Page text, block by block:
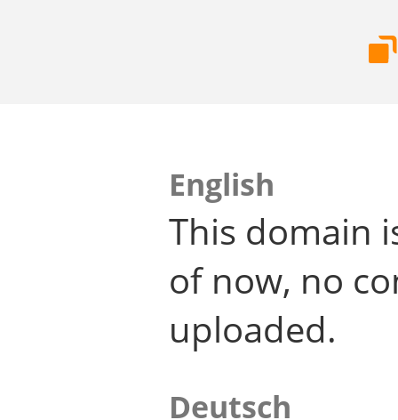
English
This domain
of now, no
uploaded.
Deutsch